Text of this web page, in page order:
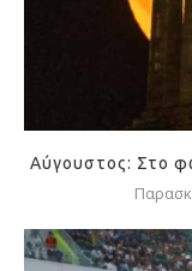
Αύγουστος: Στο